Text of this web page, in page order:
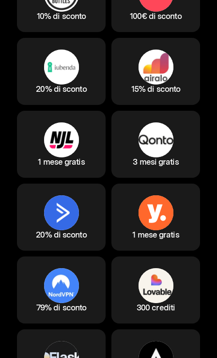
10% di sconto 100€ di sconto
20% di sconto 15% di sconto
1 mese gratis 3 mesi gratis
20% di sconto 1 mese gratis
79% di sconto 300 crediti